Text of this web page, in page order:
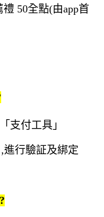
50全點(由app首
支付工具」
進行驗証及綁定